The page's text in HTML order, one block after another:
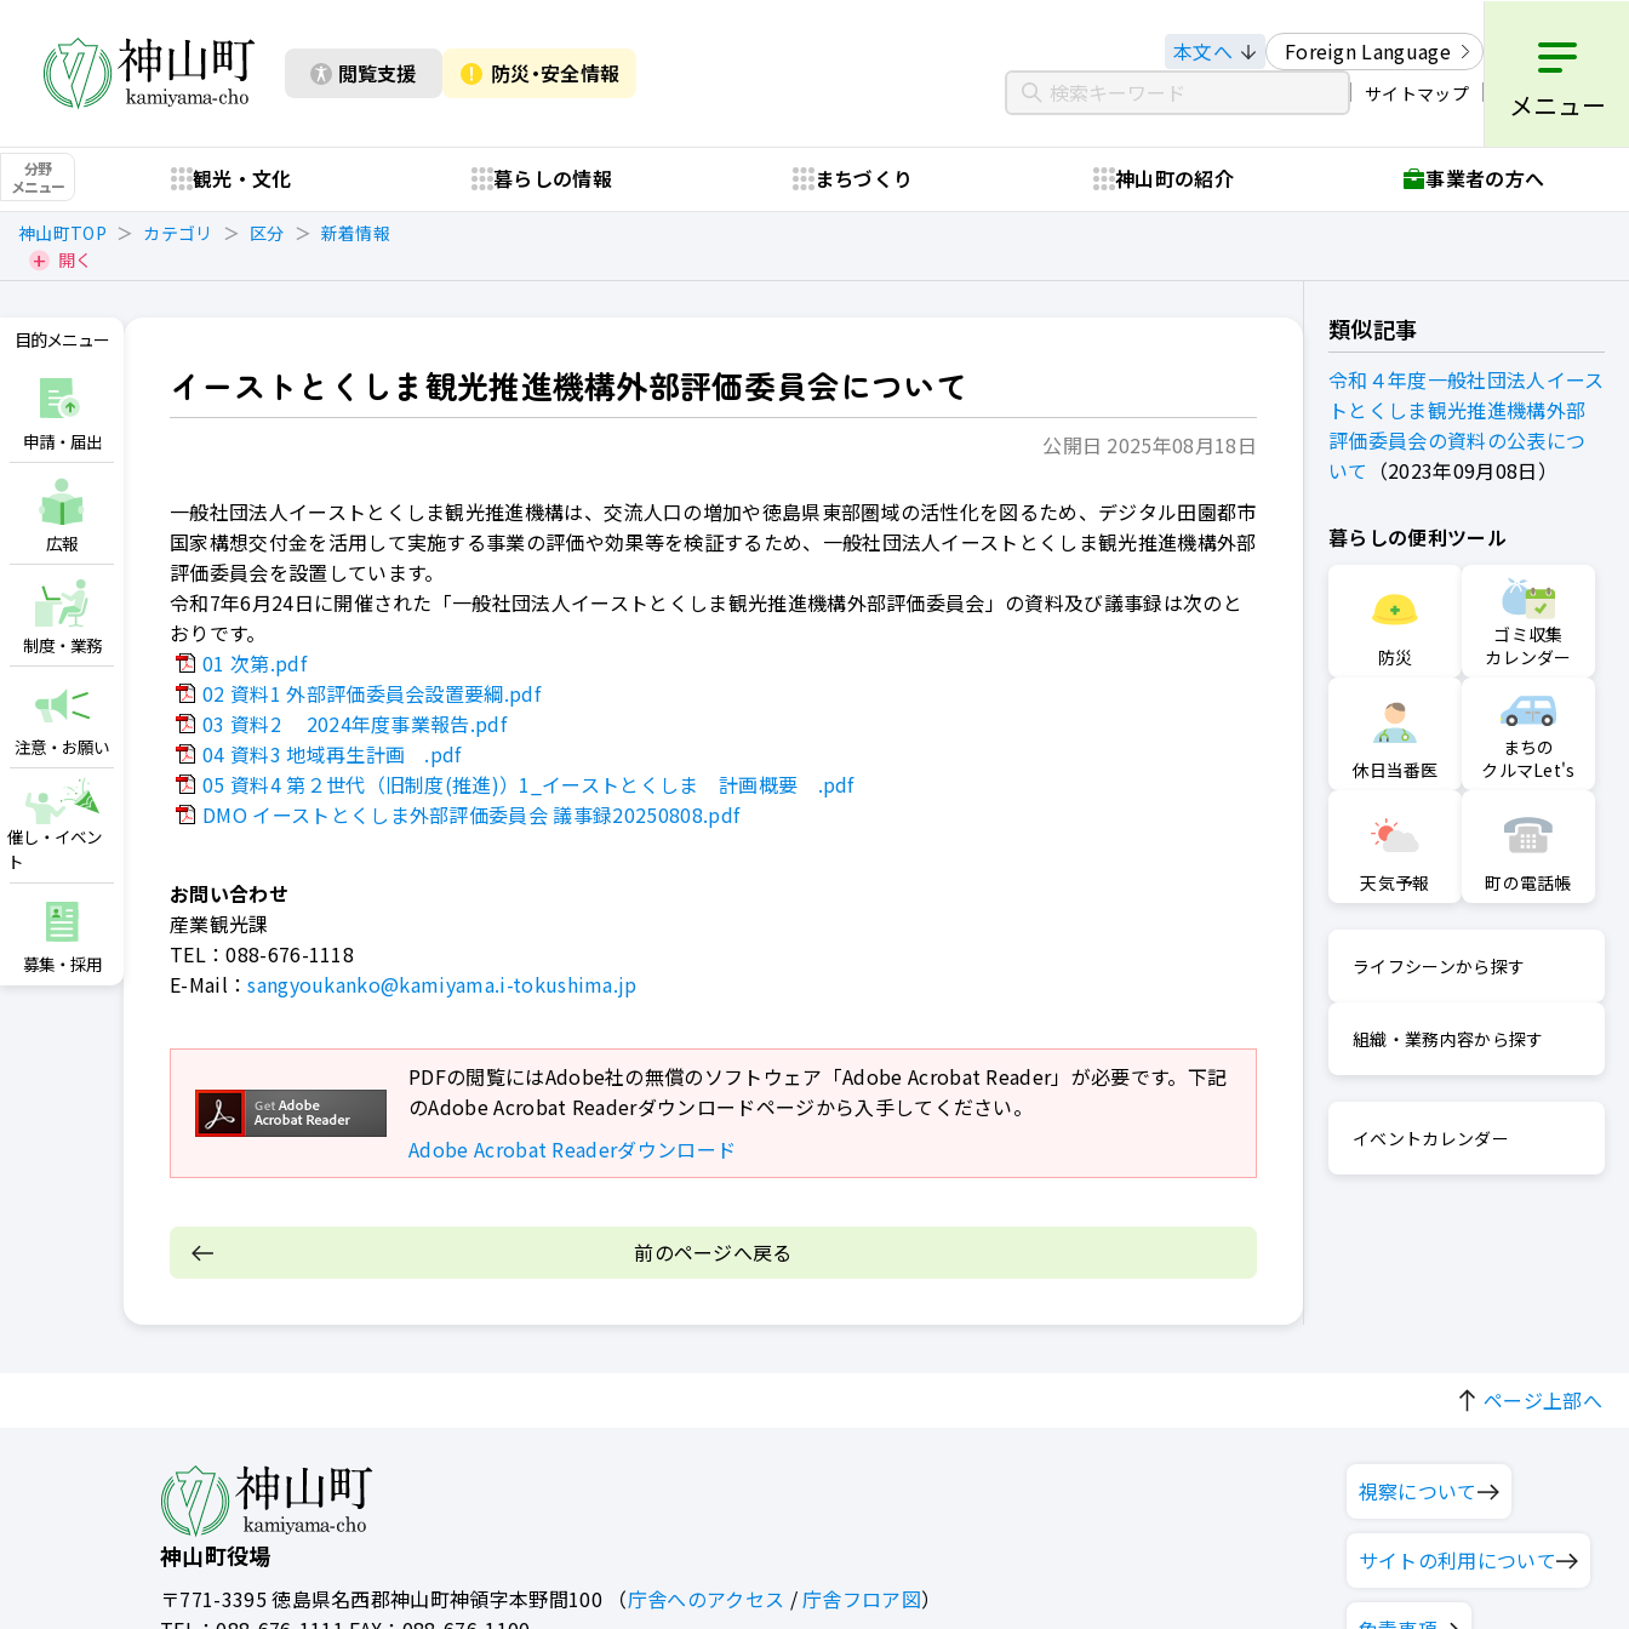
閲覧支援 防災・安全情報
本文へ Foreign Language
サイトマップ メニュー
分野
メニュー
観光・文化 暮らしの情報 まちづくり 神山町の紹介 事業者の方へ
神山町TOP カテゴリ 区分
新着情報
開く
目的メニュー
申請・届出
広報
制度・業務
注意・お願い
催し・イベン
ト
募集・採用
イーストとくしま観光推進機構外部評価委員会について
公開日 2025年08月18日
一般社団法人イーストとくしま観光推進機構は、交流人口の増加や徳島県東部圏域の活性化を図るため、デジタル田園都市
国家構想交付金を活用して実施する事業の評価や効果等を検証するため、一般社団法人イーストとくしま観光推進機構外部
評価委員会を設置しています。
令和7年6月24日に開催された「一般社団法人イーストとくしま観光推進機構外部評価委員会」の資料及び議事録は次のと
おりです。
01 次第.pdf
02 資料1 外部評価委員会設置要綱.pdf
03 資料2 2024年度事業報告.pdf
04 資料3 地域再生計画 .pdf
05 資料4 第２世代（旧制度(推進)）1_イーストとくしま 計画概要 .pdf
DMO イーストとくしま外部評価委員会 議事録20250808.pdf
お問い合わせ
産業観光課
TEL：088-676-1118
E-Mail：sangyoukanko@kamiyama.i-tokushima.jp
PDFの閲覧にはAdobe社の無償のソフトウェア「Adobe Acrobat Reader」が必要です。下記
のAdobe Acrobat Readerダウンロードページから入手してください。
Adobe Acrobat Readerダウンロード
前のページへ戻る
類似記事
令和４年度一般社団法人イース
トとくしま観光推進機構外部
評価委員会の資料の公表につ
いて
2023年09月08日
暮らしの便利ツール
防災
ゴミ収集
カレンダー
休日当番医
まちの
クルマLet's
天気予報 町の電話帳
ライフシーンから探す
組織・業務内容から探す
イベントカレンダー
ページ上部へ
神山町役場
〒771-3395徳島県名西郡神山町神領字本野間100 （庁舎へのアクセス /庁舎フロア図）
視察について
サイトの利用について